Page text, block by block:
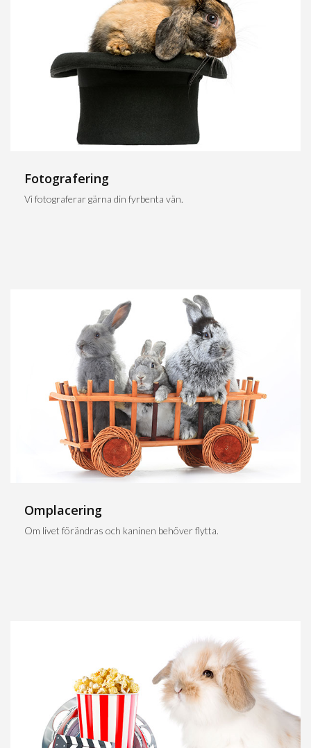
Fotografering
Vi fotograferar gärna din fyrbenta vän.
Omplacering
Om livet förändras och kaninen behöver flytta.